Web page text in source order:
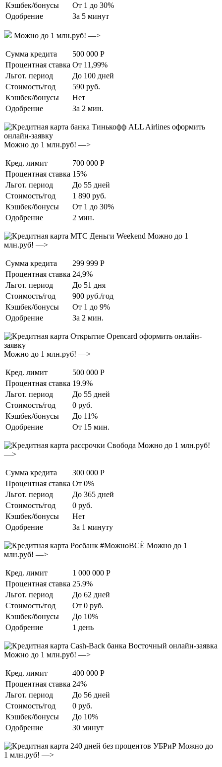
Кэшбек/бонусы
От 1 до 30%
Одобрение
За 5 минут
Можно до 1 млн.руб! —>
Сумма кредита
500 000 Р
Процентная ставка От 11,99%
Льгот. период
До 100 дней
Стоимость/год
590 руб.
Кэшбек/бонусы
Нет
Одобрение
За 2 мин.
Можно до 1 млн.руб! —>
Кред. лимит
700 000 Р
Процентная ставка 15%
Льгот. период
До 55 дней
Стоимость/год
1 890 руб.
Кэшбек/бонусы
От 1 до 30%
Одобрение
2 мин.
Можно до 1
млн.руб! —>
Сумма кредита
299 999 Р
Процентная ставка 24,9%
Льгот. период
До 51 дня
Стоимость/год
900 руб./год
Кэшбек/бонусы
От 1 до 9%
Одобрение
За 2 мин.
Можно до 1 млн.руб! —>
Кред. лимит
500 000 Р
Процентная ставка 19.9%
Льгот. период
До 55 дней
Стоимость/год
0 руб.
Кэшбек/бонусы
До 11%
Одобрение
От 15 мин.
Можно до 1 млн.руб!
—>
Сумма кредита
300 000 Р
Процентная ставка От 0%
Льгот. период
До 365 дней
Стоимость/год
0 руб.
Кэшбек/бонусы
Нет
Одобрение
За 1 минуту
Можно до 1
млн.руб! —>
Кред. лимит
1 000 000 Р
Процентная ставка 25.9%
Льгот. период
До 62 дней
Стоимость/год
От 0 руб.
Кэшбек/бонусы
До 10%
Одобрение
1 день
Можно до 1 млн.руб! —>
Кред. лимит
400 000 Р
Процентная ставка 24%
Льгот. период
До 56 дней
Стоимость/год
0 руб.
Кэшбек/бонусы
До 10%
Одобрение
30 минут
Можно до
1 млн.руб! —>